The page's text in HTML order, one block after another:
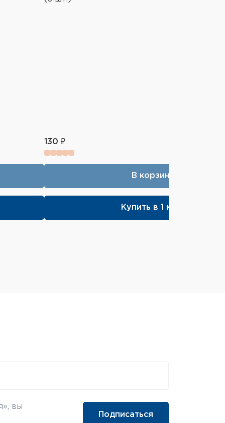
130 ₽
В корзину
Купить в 1 клик
вы